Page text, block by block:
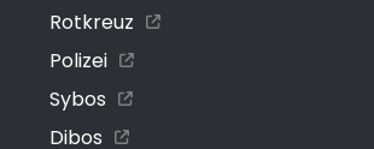
Rotkreuz
Polizei
Sybos
Dibos